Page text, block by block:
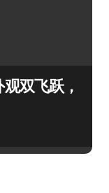
双飞跃，